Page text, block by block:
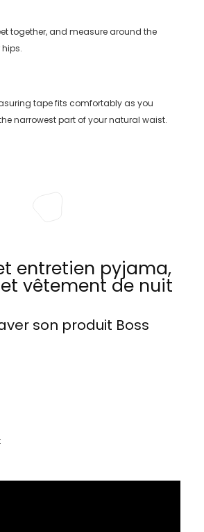
together, and measure around the
tape fits comfortably as you
narrowest part of your natural waist.
entretien pyjama,
vêtement de nuit
son produit Boss